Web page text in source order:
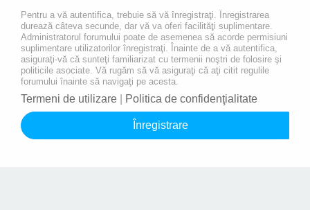
Pentru a vă autentifica, trebuie să vă înregistraţi. Înregistrarea
durează câteva secunde, dar vă va oferi facilităţi suplimentare.
Administratorul forumului poate de asemenea să acorde permisiuni
suplimentare utilizatorilor înregistraţi. Înainte de a vă autentifica,
asiguraţi-vă că sunteţi familiarizat cu termenii noştri de folosire şi
politicile asociate. Vă rugăm să vă asiguraţi că aţi citit regulile
forumului înainte să navigaţi pe acesta.
Termeni de utilizare Politica de confidenţialitate
Înregistrare